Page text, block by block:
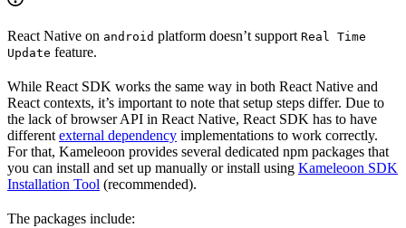
React Native on android platform doesn’t support Real Time
Update feature.
While React SDK works the same way in both React Native and
React contexts, it’s important to note that setup steps differ. Due to
the lack of browser API in React Native, React SDK has to have
different external dependency implementations to work correctly.
For that, Kameleoon provides several dedicated npm packages that
you can install and set up manually or install using Kameleoon SDK
Installation Tool (recommended).
The packages include: